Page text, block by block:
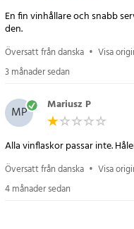
Artikelnummer
En fin vinhållare och snabb
den.
Översatt från danska • Visa
3 månader sedan
MP Mariusz P
Alla vinflaskor passar inte.
Översatt från danska • Visa
4 månader sedan